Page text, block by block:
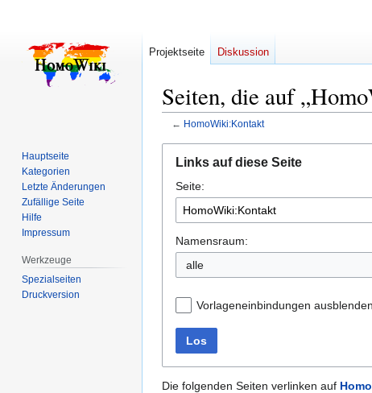
Seiten, die auf
← HomoWiki:Kontakt
Navigation
springen
Suche
springen
Links auf diese Seite
Seite:
Namensraum:
alle
Vorlageneinbindungen ausblenden
Los
Die folgenden Seiten verlinken auf
Projektseite Diskussion
Hauptseite
Kategorien
Letzte Änderungen
Zufällige Seite
Hilfe
Impressum
Werkzeuge
Spezialseiten
Druckversion